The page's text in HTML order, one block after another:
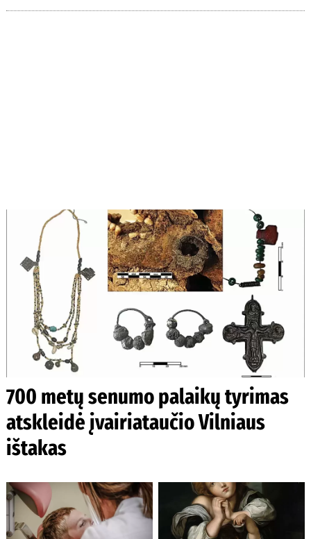
700 metų senumo palaikų tyrimas
atskleidė įvairiataučio Vilniaus
ištakas